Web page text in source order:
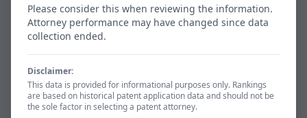
Please consider this when reviewing the information.
Attorney performance may have changed since data
collection ended.
Disclaimer:
This data is provided for informational purposes only. Rankings
are based on historical patent application data and should not be
the sole factor in selecting a patent attorney.
10
34.5% of total
19
Avg. Time / 平均期間
1157d
~3.2 yrs
29
Applications